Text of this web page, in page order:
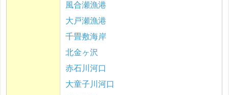
風合瀬漁港
大戸瀬漁港
千畳敷海岸
北金ヶ沢
赤石川河口
大童子川河口